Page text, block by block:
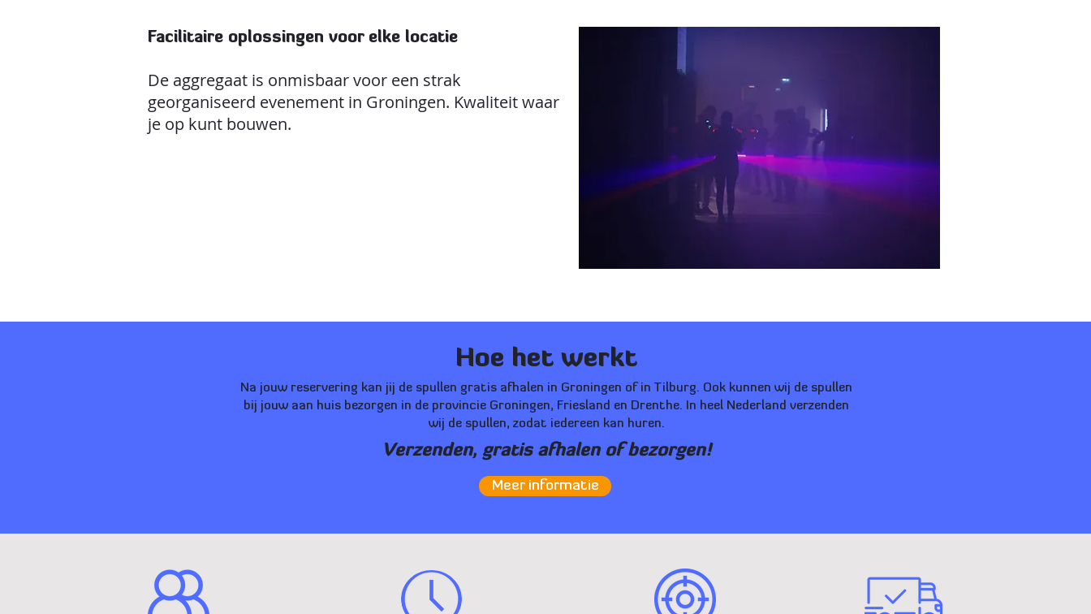
Facilitaire oplossingen voor elke locatie
De aggregaat is onmisbaar voor een strak
georganiseerd evenement in Groningen. Kwaliteit waar
je op kunt bouwen.
Hoe het werkt
Na jouw reservering kan jij de spullen gratis afhalen in Groningen of in Tilburg. Ook kunnen wij de spullen
bij jouw aan huis bezorgen in de provincie Groningen, Friesland en Drenthe. In heel Nederland verzenden
wij de spullen, zodat iedereen kan huren.
Verzenden, gratis afhalen of bezorgen!
Meer informatie